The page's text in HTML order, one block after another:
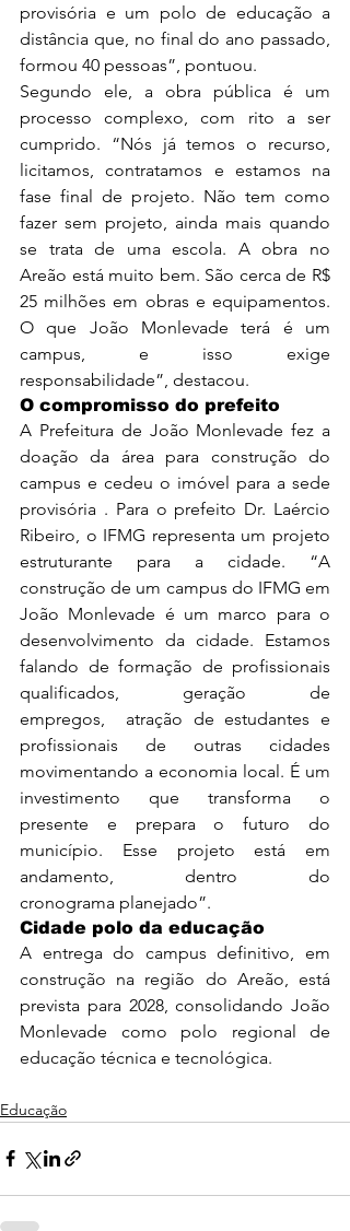
provisória e um polo de educação a
distância que, no final do ano passado,
formou 40 pessoas”, pontuou.
Segundo ele, a obra pública é um
processo complexo, com rito a ser
cumprido. “Nós já temos o recurso,
licitamos, contratamos e estamos na
fase final de projeto. Não tem como
fazer sem projeto, ainda mais quando
se trata de uma escola. A obra no
Areão está muito bem. São cerca de R$
25 milhões em obras e equipamentos.
O que João Monlevade terá é um
campus, e isso exige
responsabilidade”, destacou.
O compromisso do prefeito
A Prefeitura de João Monlevade fez a
doação da área para construção do
campus e cedeu o imóvel para a sede
provisória . Para o prefeito Dr. Laércio
Ribeiro, o IFMG representa um projeto
estruturante para a cidade. “A
construção de um campus do IFMG em
João Monlevade é um marco para o
desenvolvimento da cidade. Estamos
falando de formação de profissionais
qualificados, geração de
empregos,  atração de estudantes e
profissionais de outras cidades
movimentando a economia local. É um
investimento que transforma o
presente e prepara o futuro do
município. Esse projeto está em
andamento, dentro do
cronograma planejado”.
Cidade polo da educação
A entrega do campus definitivo, em
construção na região do Areão, está
prevista para 2028, consolidando João
Monlevade como polo regional de
educação técnica e tecnológica.
Educação